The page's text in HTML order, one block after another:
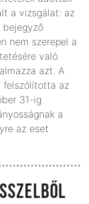
a vizsgálat: az
nem szerepel a
való
azt. A
felszólította az
31-ig
a
az eset